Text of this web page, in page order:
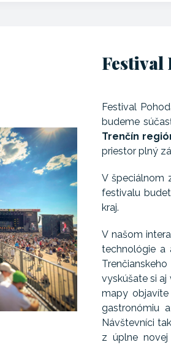
Festival
Festival
budeme
Trenčín
priestor plný
V špeciálnom
festivalu
kraj.
V našom
technológie a
vyskúšate si
mapy objavíte
gastronómiu
Návštevníci
z úplne novej